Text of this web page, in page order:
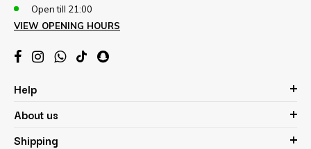
Open till 21:00
VIEW OPENING HOURS
Help
About us
Shipping